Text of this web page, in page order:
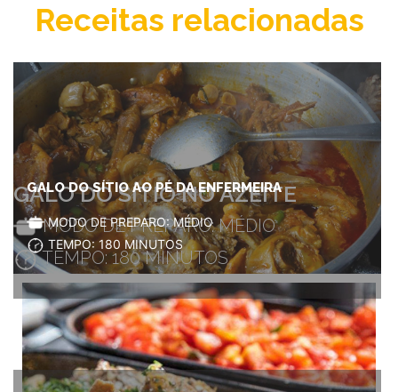
GALO DO SÍTIO NO AZEITE
MODO DE PREPARO: MÉDIO
TEMPO: 180 MINUTOS
Receitas relacionadas
GALO DO SÍTIO AO PÉ DA ENFERMEIRA
MODO DE PREPARO: MÉDIO
TEMPO: 180 MINUTOS